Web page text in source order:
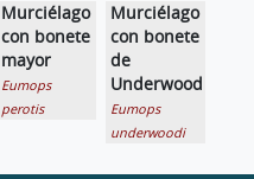
Murciélago
con bonete
mayor
Eumops
perotis
Murciélago
con bonete
de
Underwood
Eumops
underwoodi